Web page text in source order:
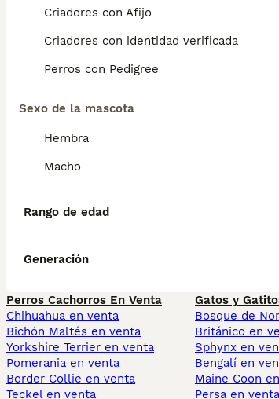
Criadores con Afijo
Criadores con identidad verificada
Perros con Pedigree
Sexo de la mascota
Hembra
Macho
Rango de edad
Generación
Perros Cachorros En Venta
Chihuahua en venta
Bichón Maltés en venta
Yorkshire Terrier en venta
Pomerania en venta
Border Collie en venta
Teckel en venta
Gatos y
Bosque de
Británico en
Sphynx en
Bengalí en
Maine Coon
Persa en venta